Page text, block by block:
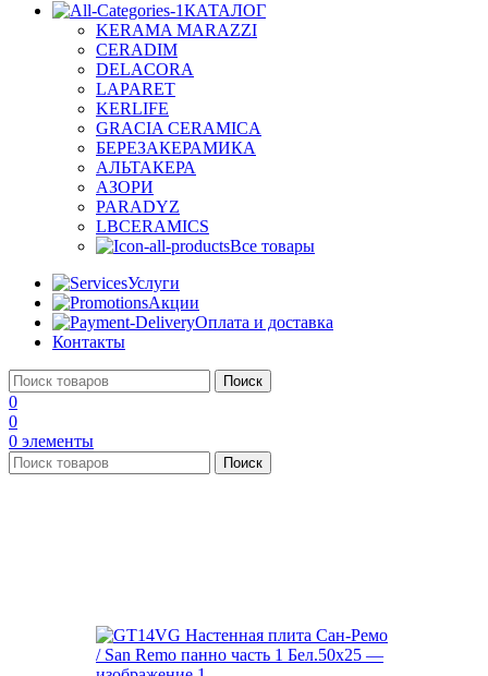
КАТАЛОГ
KERAMA MARAZZI
CERADIM
DELACORA
LAPARET
KERLIFE
GRACIA CERAMICA
БЕРЕЗАКЕРАМИКА
АЛЬТАКЕРА
АЗОРИ
PARADYZ
LBCERAMICS
Все товары
Услуги
Акции
Оплата и доставка
Контакты
Поиск
0
0
0 элементы
Поиск